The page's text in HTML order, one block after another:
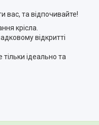
вас, та відпочивайте!
крісла.
відкритті
ідеально та